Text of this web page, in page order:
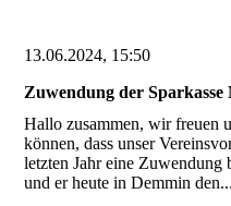
13.06.2024, 15:50
Zuwendung der
Hallo zusammen, wir freuen
können, dass unser
letzten Jahr eine Zuwendung
und er heute in Demmin